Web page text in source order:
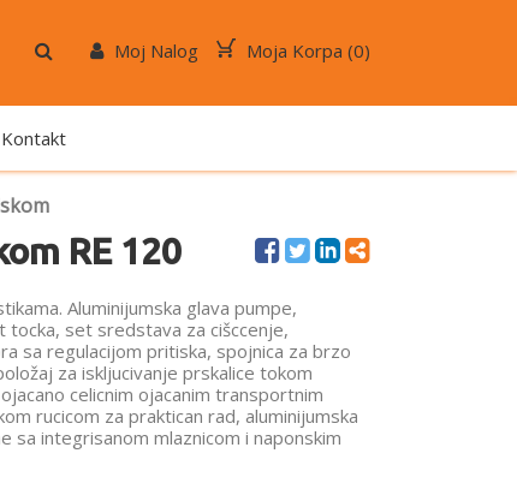
Moja Korpa (0)
Moj Nalog
Kontakt
RE 120
Aluminijumska glava pumpe,
set sredstava za cišccenje,
sa regulacijom pritiska, spojnica za brzo
za iskljucivanje prskalice tokom
celicnim ojacanim transportnim
rucicom za praktican rad, aluminijumska
sa integrisanom mlaznicom i naponskim